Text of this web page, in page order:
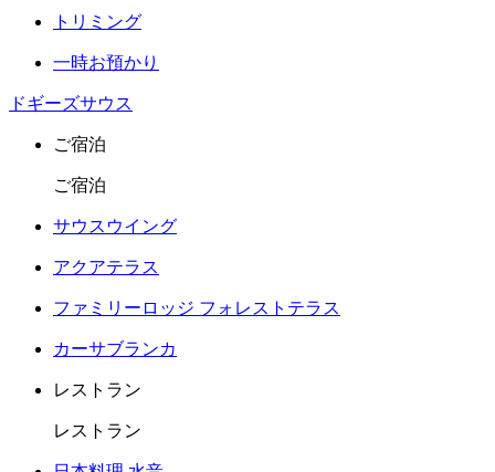
トリミング
一時お預かり
ドギーズサウス
ご宿泊
ご宿泊
サウスウイング
アクアテラス
ファミリーロッジ フォレストテラス
カーサブランカ
レストラン
レストラン